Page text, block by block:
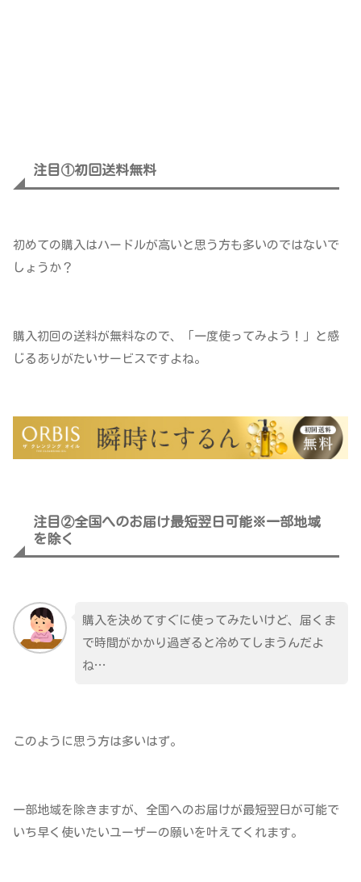
注目①初回送料無料
初めての購入はハードルが高いと思う方も多いのではないで
しょうか？
購入初回の送料が無料なので、「一度使ってみよう！」と感
じるありがたいサービスですよね。
注目②全国へのお届け最短翌日可能※一部地域
を除く
購入を決めてすぐに使ってみたいけど、届くま
で時間がかかり過ぎると冷めてしまうんだよ
ね…
このように思う方は多いはず。
一部地域を除きますが、全国へのお届けが最短翌日が可能で
いち早く使いたいユーザーの願いを叶えてくれます。